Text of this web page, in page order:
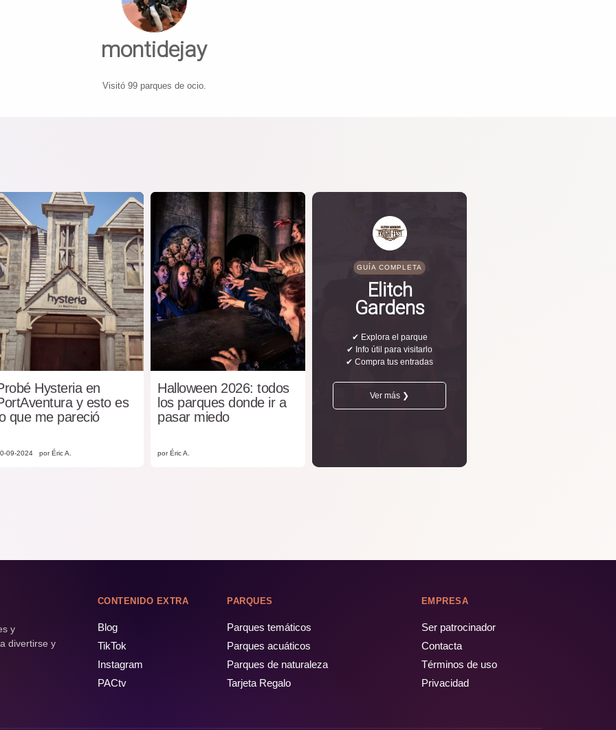
montidejay
Visitó 99 parques de ocio.
Hysteria en
y esto es
que me pareció
09-2024 por Éric A.
Halloween 2026: todos
los parques donde ir a
pasar miedo
por Éric A.
GUÍA COMPLETA
Elitch
Gardens
✔ Explora el parque
✔ Info útil para visitarlo
✔ Compra tus entradas
Ver más ❯
y
divertirse y
CONTENIDO EXTRA
Blog
TikTok
Instagram
PACtv
PARQUES
Parques temáticos
Parques acuáticos
Parques de naturaleza
Tarjeta Regalo
EMPRESA
Ser patrocinador
Contacta
Términos de uso
Privacidad